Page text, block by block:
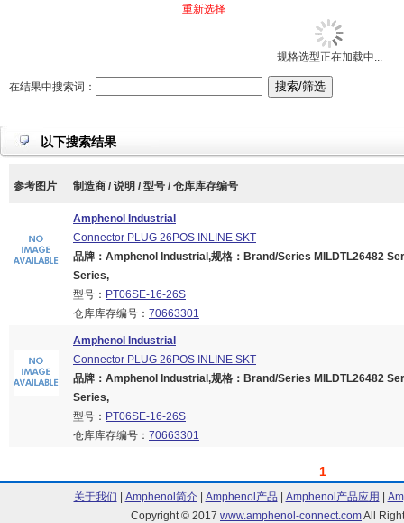
重新选择
规格选型正在加载中...
在结果中搜索词：
以下搜索结果
参考图片 制造商 / 说明 / 型号 / 仓库库存编号
Amphenol Industrial
Connector PLUG 26POS INLINE SKT
品牌：Amphenol Industrial,规格：Brand/Series MILDTL26482
Series,
型号： PT06SE-16-26S
仓库库存编号： 70663301
Amphenol Industrial
Connector PLUG 26POS INLINE SKT
品牌：Amphenol Industrial,规格：Brand/Series MILDTL26482
Series,
型号： PT06SE-16-26S
仓库库存编号： 70663301
1
关于我们 Amphenol简介| Amphenol产品 Amphenol产品应用
Copyright © 2017 www.amphenol-connect.comAll